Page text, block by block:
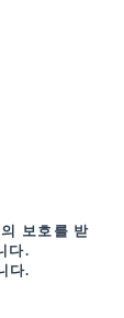
보호를 받
다.
다.